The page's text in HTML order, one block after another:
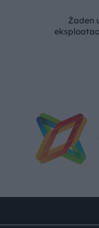
Żaden